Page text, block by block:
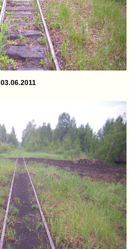
03.06.2011